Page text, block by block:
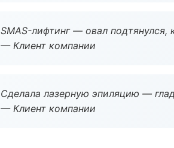
SMAS-лифтинг — овал
— Клиент компании
Сделала лазерную эпиляцию —
— Клиент компании